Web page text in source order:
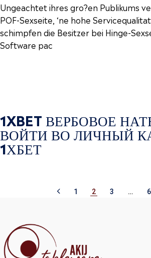
Ungeachtet ihres gro?en Publikums
POF-Sexseite, ‘ne hohe
schimpfen die Besitzer bei Hinge-
Software pac
1XBET ВЕРБОВОЕ
ВОЙТИ ВО ЛИЧНЫЙ
1ХБЕТ
1 2 3 … 6